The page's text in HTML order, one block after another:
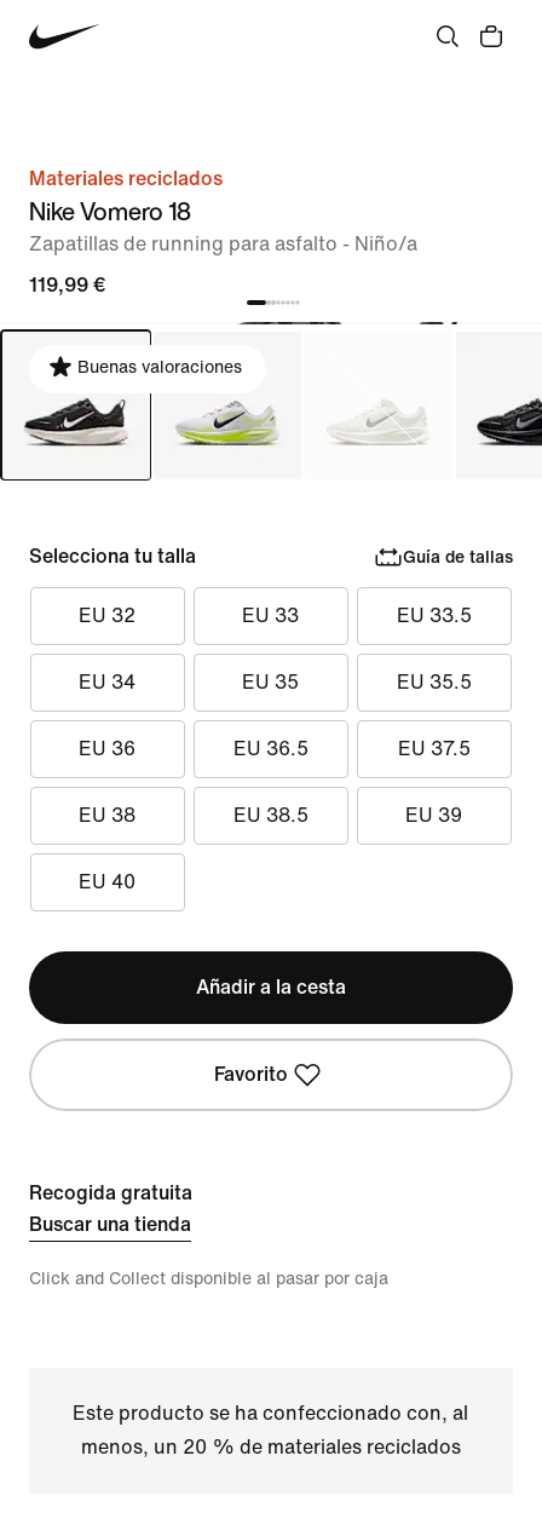
Materiales reciclados
Nike Vomero 18
Zapatillas de running para asfalto - Niño/a
119,99 €
Buenas valoraciones
Selecciona tu talla Guía de tallas
EU 32 EU 33 EU 33.5
EU 34 EU 35 EU 35.5
EU 36 EU 36.5 EU 37.5
EU 38 EU 38.5 EU 39
EU 40
Añadir a la cesta
Favorito
Recogida gratuita
Buscar una tienda
Click and Collect disponible al pasar por caja
Este producto se ha confeccionado con, al
menos, un 20 % de materiales reciclados